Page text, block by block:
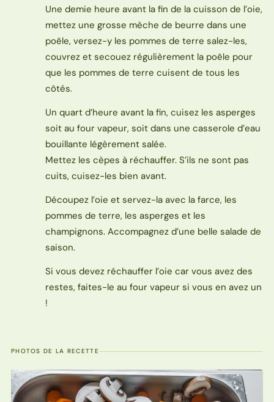
Une demie heure avant la fin de la cuisson de l’oie,
mettez une grosse mèche de beurre dans une
poêle, versez-y les pommes de terre salez-les,
couvrez et secouez régulièrement la poêle pour
que les pommes de terre cuisent de tous les
côtés.
Un quart d’heure avant la fin, cuisez les asperges
soit au four vapeur, soit dans une casserole d’eau
bouillante légèrement salée.
Mettez les cèpes à réchauffer. S’ils ne sont pas
cuits, cuisez-les bien avant.
Découpez l’oie et servez-la avec la farce, les
pommes de terre, les asperges et les
champignons. Accompagnez d’une belle salade de
saison.
Si vous devez réchauffer l’oie car vous avez des
restes, faites-le au four vapeur si vous en avez un
!
PHOTOS DE LA RECETTE